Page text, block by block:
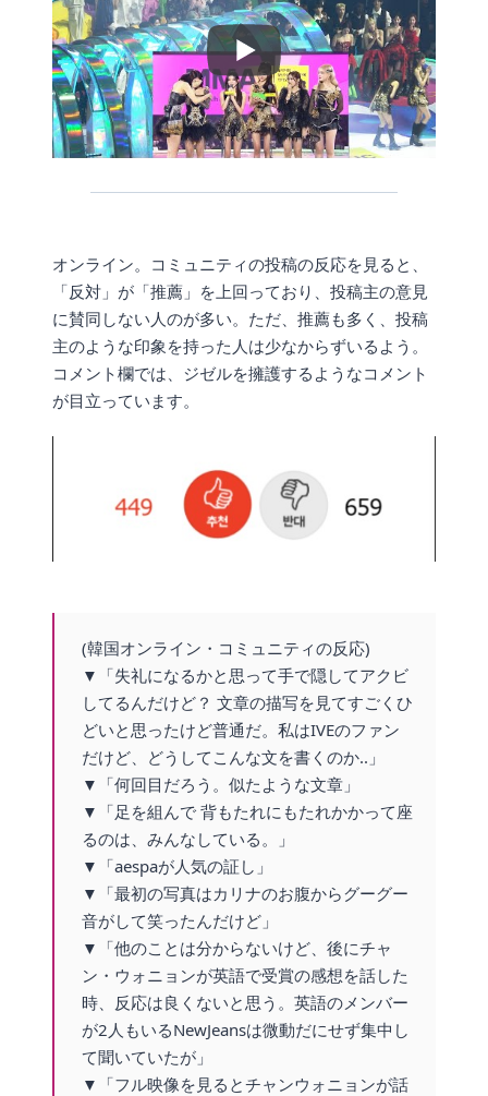
オンライン。コミュニティの投稿の反応を見ると、
「反対」が「推薦」を上回っており、投稿主の意見
に賛同しない人のが多い。ただ、推薦も多く、投稿
主のような印象を持った人は少なからずいるよう。
コメント欄では、ジゼルを擁護するようなコメント
が目立っています。
(韓国オンライン・コミュニティの反応)
▼「失礼になるかと思って手で隠してアクビ
してるんだけど？ 文章の描写を見てすごくひ
どいと思ったけど普通だ。私はIVEのファン
だけど、どうしてこんな文を書くのか..」
▼「何回目だろう。似たような文章」
▼「足を組んで 背もたれにもたれかかって座
るのは、みんなしている。」
▼「aespaが人気の証し」
▼「最初の写真はカリナのお腹からグーグー
音がして笑ったんだけど」
▼「他のことは分からないけど、後にチャ
ン・ウォニョンが英語で受賞の感想を話した
時、反応は良くないと思う。英語のメンバー
が2人もいるNewJeansは微動だにせず集中し
て聞いていたが」
▼「フル映像を見るとチャンウォニョンが話